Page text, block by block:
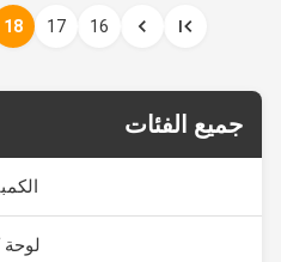
16
17
18
جميع الفئات
لوحة